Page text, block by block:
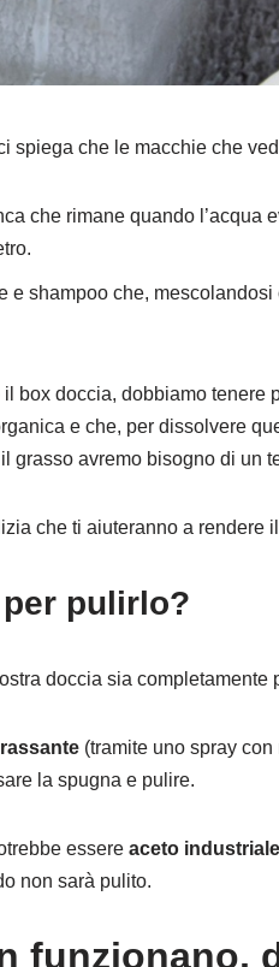
spiega che le macchie che
che rimane quando
e shampoo che,
box doccia, dobbiamo tenere
e che, per dissolvere
grasso avremo bisogno di un
che ti aiuteranno a rendere
pulirlo?
doccia sia
(tramite uno spray
la spugna e pulire.
essereaceto
non sarà pulito.
funzionano,